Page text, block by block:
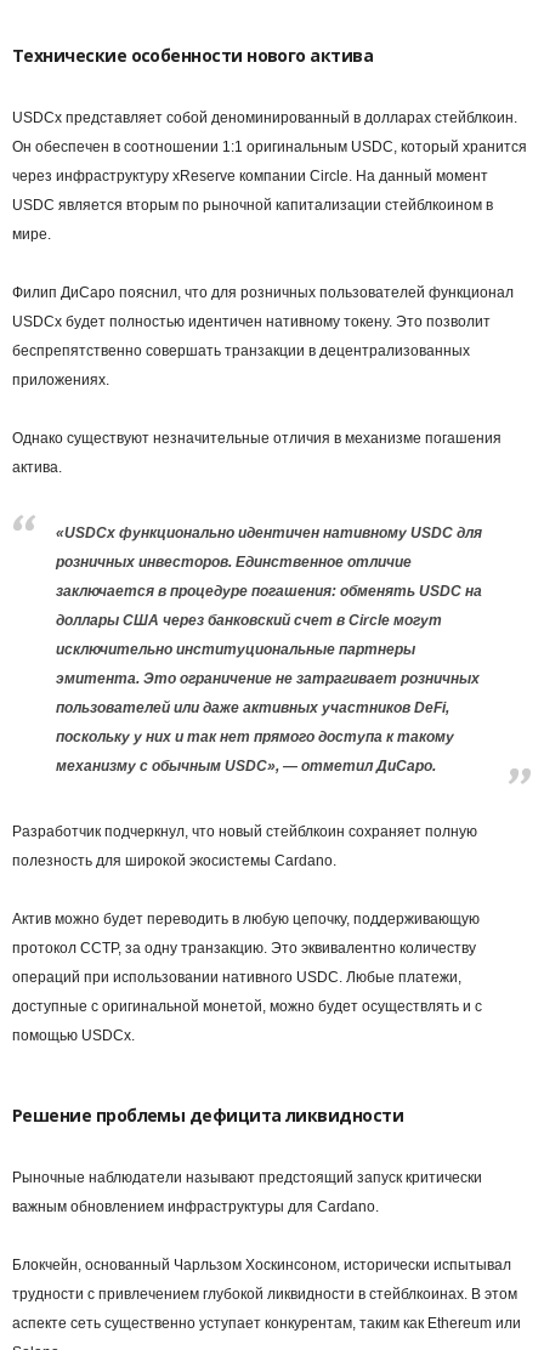
Технические особенности нового актива
USDCx представляет собой деноминированный в долларах стейблкоин.
Он обеспечен в соотношении 1:1 оригинальным USDC, который хранится
через инфраструктуру xReserve компании Circle. На данный момент
USDC является вторым по рыночной капитализации стейблкоином в
мире.
Филип ДиСаро пояснил, что для розничных пользователей функционал
USDCx будет полностью идентичен нативному токену. Это позволит
беспрепятственно совершать транзакции в децентрализованных
приложениях.
Однако существуют незначительные отличия в механизме погашения
актива.
«USDCx функционально идентичен нативному USDC для
розничных инвесторов. Единственное отличие
заключается в процедуре погашения: обменять USDC на
доллары США через банковский счет в Circle могут
исключительно институциональные партнеры
эмитента. Это ограничение не затрагивает розничных
пользователей или даже активных участников DeFi,
поскольку у них и так нет прямого доступа к такому
механизму с обычным USDC», — отметил ДиСаро.
Разработчик подчеркнул, что новый стейблкоин сохраняет полную
полезность для широкой экосистемы Cardano.
Актив можно будет переводить в любую цепочку, поддерживающую
протокол CCTP, за одну транзакцию. Это эквивалентно количеству
операций при использовании нативного USDC. Любые платежи,
доступные с оригинальной монетой, можно будет осуществлять и с
помощью USDCx.
Решение проблемы дефицита ликвидности
Рыночные наблюдатели называют предстоящий запуск критически
важным обновлением инфраструктуры для Cardano.
Блокчейн, основанный Чарльзом Хоскинсоном, исторически испытывал
трудности с привлечением глубокой ликвидности в стейблкоинах. В этом
аспекте сеть существенно уступает конкурентам, таким как Ethereum или